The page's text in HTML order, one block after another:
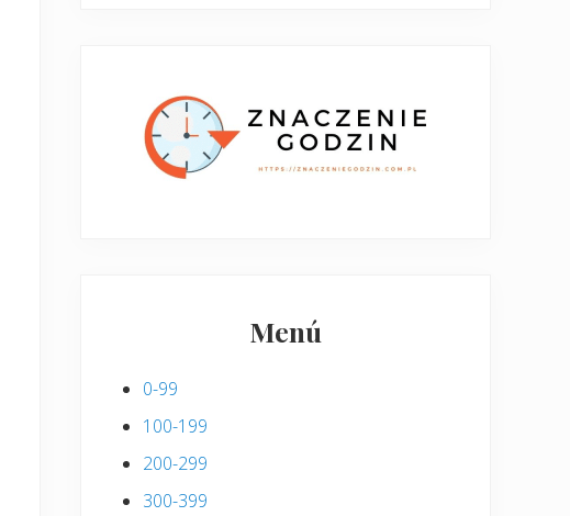
Menú
0-99
100-199
200-299
300-399